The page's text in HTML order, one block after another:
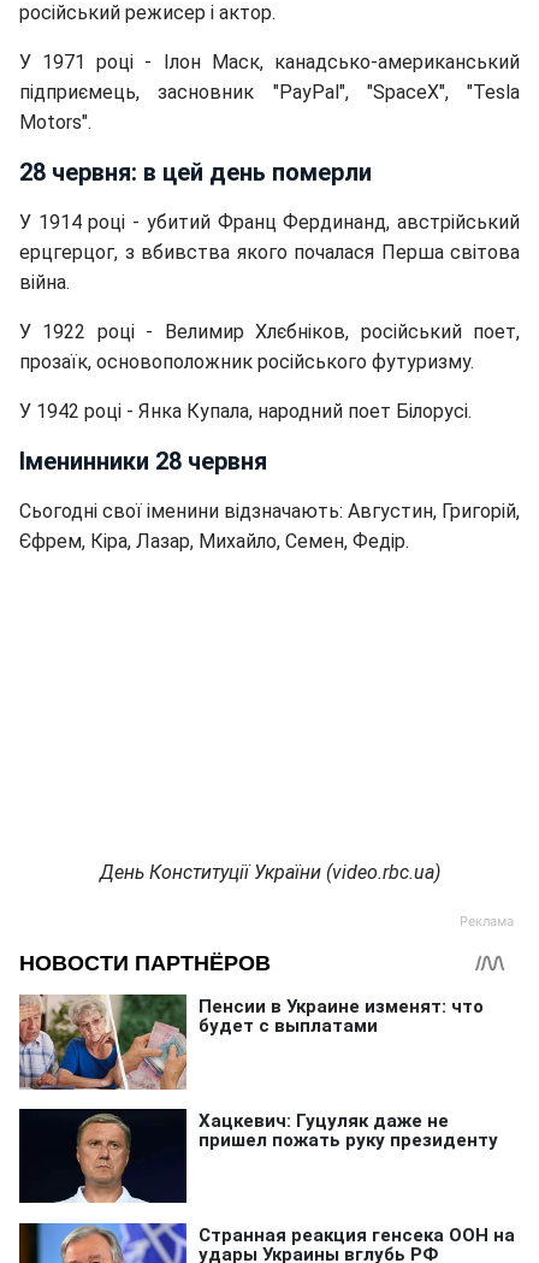
російський режисер і актор.
У 1971 році - Ілон Маск, канадсько-американський
підприємець, засновник "PayPal", "SpaceX", "Tesla
Motors".
28 червня: в цей день померли
У 1914 році - убитий Франц Фердинанд, австрійський
ерцгерцог, з вбивства якого почалася Перша світова
війна.
У 1922 році - Велимир Хлєбніков, російський поет,
прозаїк, основоположник російського футуризму.
У 1942 році - Янка Купала, народний поет Білорусі.
Іменинники 28 червня
Сьогодні свої іменини відзначають: Августин, Григорій,
Єфрем, Кіра, Лазар, Михайло, Семен, Федір.
День Конституції України (video.rbc.ua)